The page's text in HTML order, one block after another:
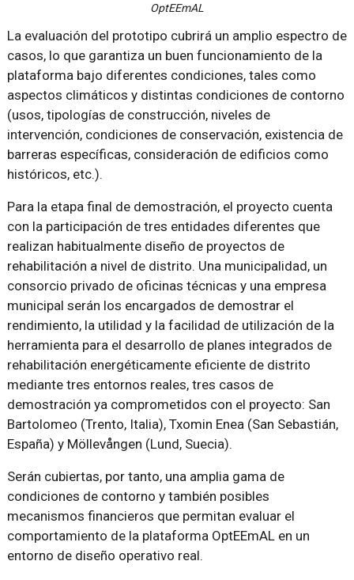
OptEEmAL
La evaluación del prototipo cubrirá un amplio espectro de
casos, lo que garantiza un buen funcionamiento de la
plataforma bajo diferentes condiciones, tales como
aspectos climáticos y distintas condiciones de contorno
(usos, tipologías de construcción, niveles de
intervención, condiciones de conservación, existencia de
barreras específicas, consideración de edificios como
históricos, etc.).
Para la etapa final de demostración, el proyecto cuenta
con la participación de tres entidades diferentes que
realizan habitualmente diseño de proyectos de
rehabilitación a nivel de distrito. Una municipalidad, un
consorcio privado de oficinas técnicas y una empresa
municipal serán los encargados de demostrar el
rendimiento, la utilidad y la facilidad de utilización de la
herramienta para el desarrollo de planes integrados de
rehabilitación energéticamente eficiente de distrito
mediante tres entornos reales, tres casos de
demostración ya comprometidos con el proyecto: San
Bartolomeo (Trento, Italia), Txomin Enea (San Sebastián,
España) y Möllevången (Lund, Suecia).
Serán cubiertas, por tanto, una amplia gama de
condiciones de contorno y también posibles
mecanismos financieros que permitan evaluar el
comportamiento de la plataforma OptEEmAL en un
entorno de diseño operativo real.